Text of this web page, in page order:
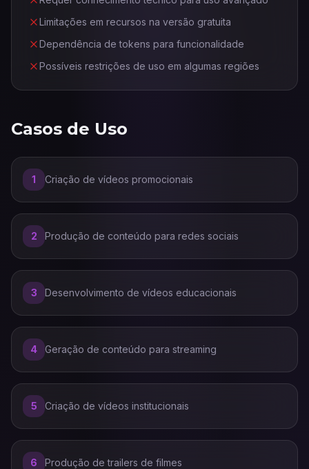
Limitações em recursos na versão gratuita
Dependência de tokens para funcionalidade
Possíveis restrições de uso em algumas regiões
Casos de Uso
1 Criação de vídeos promocionais
2 Produção de conteúdo para redes sociais
3 Desenvolvimento de vídeos educacionais
4 Geração de conteúdo para streaming
5 Criação de vídeos institucionais
6 Produção de trailers de filmes